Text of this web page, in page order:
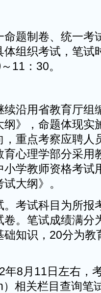
题制卷、统一考
体组织考试，笔试
11：30。
沿用省教育厅组
》，命题体现实
重点考察应聘人
心理学部分采用
学教师资格考试
大纲》。
考试科目为所报
卷。笔试成绩满分
知识，20分为教
年8月11日左右，
相关栏目查询笔